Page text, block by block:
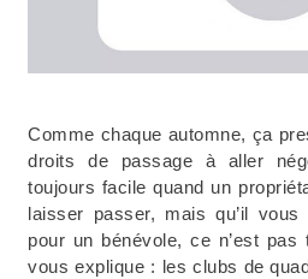
Comme chaque automne, ça
droits de passage à aller
toujours facile quand un
laisser passer, mais qu’il
pour un bénévole, ce n’est
vous explique : les clubs de